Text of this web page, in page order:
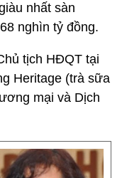
nhất sàn
nghìn tỷ đồng.
tịch HĐQT tại
Heritage (trà sữa
mại và Dịch